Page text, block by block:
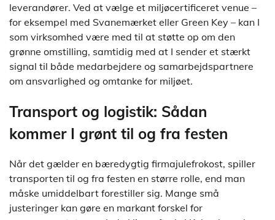
leverandører. Ved at vælge et miljøcertificeret venue –
for eksempel med Svanemærket eller Green Key – kan I
som virksomhed være med til at støtte op om den
grønne omstilling, samtidig med at I sender et stærkt
signal til både medarbejdere og samarbejdspartnere
om ansvarlighed og omtanke for miljøet.
Transport og logistik: Sådan
kommer I grønt til og fra festen
Når det gælder en bæredygtig firmajulefrokost, spiller
transporten til og fra festen en større rolle, end man
måske umiddelbart forestiller sig. Mange små
justeringer kan gøre en markant forskel for